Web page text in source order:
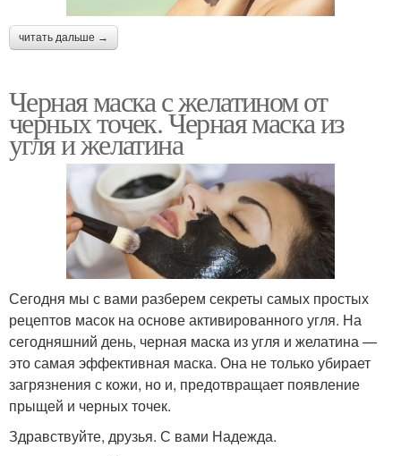
читать дальше →
Черная маска с желатином от
черных точек. Черная маска из
угля и желатина
Сегодня мы с вами разберем секреты самых простых
рецептов масок на основе активированного угля. На
сегодняшний день, черная маска из угля и желатина —
это самая эффективная маска. Она не только убирает
загрязнения с кожи, но и, предотвращает появление
прыщей и черных точек.
Здравствуйте, друзья. С вами Надежда.